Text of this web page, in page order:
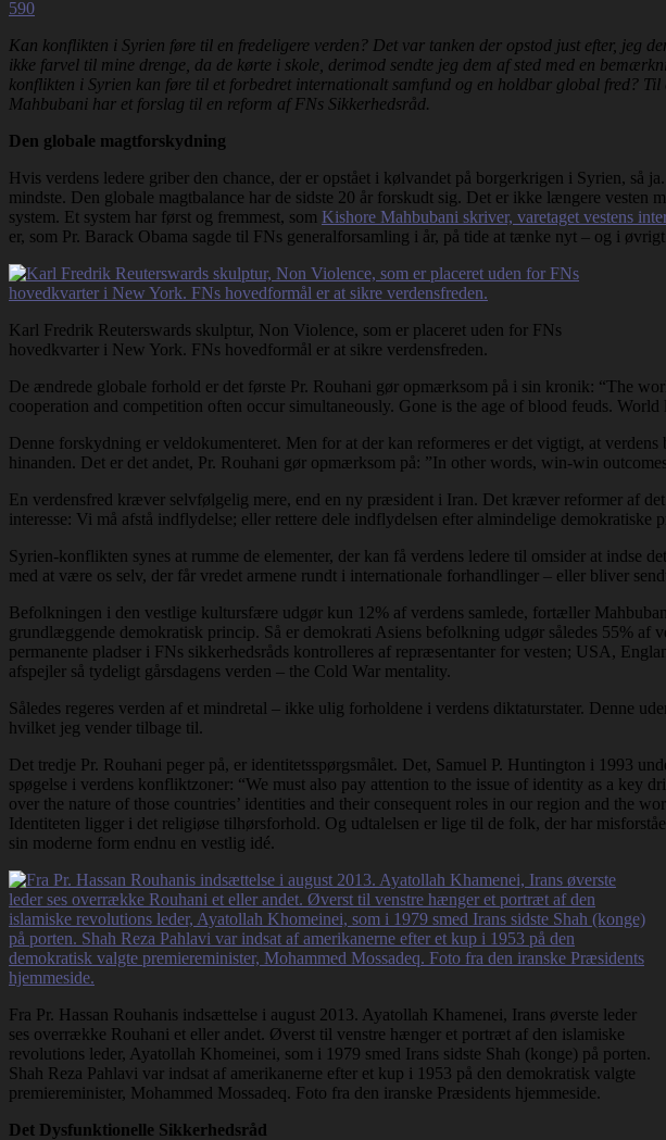
590
Kan konflikten i Syrien føre til en fredeligere verden? Det var tanken der opstod just efter, jeg
ikke farvel til mine drenge, da de kørte i skole, derimod sendte jeg dem af sted med en
konflikten i Syrien kan føre til et forbedret internationalt samfund og en holdbar global fred?
Mahbubani har et forslag til en reform af FNs Sikkerhedsråd.
Den globale magtforskydning
Hvis verdens ledere griber den chance, der er opstået i kølvandet på borgerkrigen i Syrien,
mindste. Den globale magtbalance har de sidste 20 år forskudt sig. Det er ikke længere
system. Et system har først og fremmest, som Kishore Mahbubani skriver, varetaget vestens
er, som Pr. Barack Obama sagde til FNs generalforsamling i år, på tide at tænke nyt – og i
Karl Fredrik Reuterswards skulptur, Non Violence, som er placeret uden for FNs
hovedkvarter i New York. FNs hovedformål er at sikre verdensfreden.
De ændrede globale forhold er det første Pr. Rouhani gør opmærksom på i sin kronik: “The
cooperation and competition often occur simultaneously. Gone is the age of blood feuds.
Denne forskydning er veldokumenteret. Men for at der kan reformeres er det vigtigt, at
hinanden. Det er det andet, Pr. Rouhani gør opmærksom på: ”In other words, win-win
En verdensfred kræver selvfølgelig mere, end en ny præsident i Iran. Det kræver reformer af
interesse: Vi må afstå indflydelse; eller rettere dele indflydelsen efter almindelige demokratiske
Syrien-konflikten synes at rumme de elementer, der kan få verdens ledere til omsider at indse
med at være os selv, der får vredet armene rundt i internationale forhandlinger – eller bliver
Befolkningen i den vestlige kultursfære udgør kun 12% af verdens samlede, fortæller
grundlæggende demokratisk princip. Så er demokrati Asiens befolkning udgør således 55% af
permanente pladser i FNs sikkerhedsråds kontrolleres af repræsentanter for vesten; USA,
afspejler så tydeligt gårsdagens verden – the Cold War mentality.
Således regeres verden af et mindretal – ikke ulig forholdene i verdens diktaturstater. Denne
hvilket jeg vender tilbage til.
Det tredje Pr. Rouhani peger på, er identitetsspørgsmålet. Det, Samuel P. Huntington i 1993
spøgelse i verdens konfliktzoner: “We must also pay attention to the issue of identity as a
over the nature of those countries’ identities and their consequent roles in our region and the
Identiteten ligger i det religiøse tilhørsforhold. Og udtalelsen er lige til de folk, der har
sin moderne form endnu en vestlig idé.
Fra Pr. Hassan Rouhanis indsættelse i august 2013. Ayatollah Khamenei, Irans øverste leder
ses overrække Rouhani et eller andet. Øverst til venstre hænger et portræt af den islamiske
revolutions leder, Ayatollah Khomeinei, som i 1979 smed Irans sidste Shah (konge) på porten.
Shah Reza Pahlavi var indsat af amerikanerne efter et kup i 1953 på den demokratisk valgte
premiereminister, Mohammed Mossadeq. Foto fra den iranske Præsidents hjemmeside.
Det Dysfunktionelle Sikkerhedsråd